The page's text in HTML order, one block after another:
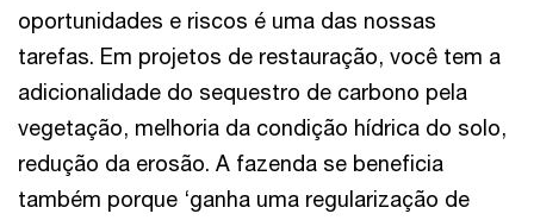
oportunidades e riscos é uma das nossas
tarefas. Em projetos de restauração, você tem a
adicionalidade do sequestro de carbono pela
vegetação, melhoria da condição hídrica do solo,
redução da erosão. A fazenda se beneficia
também porque ‘ganha uma regularização de